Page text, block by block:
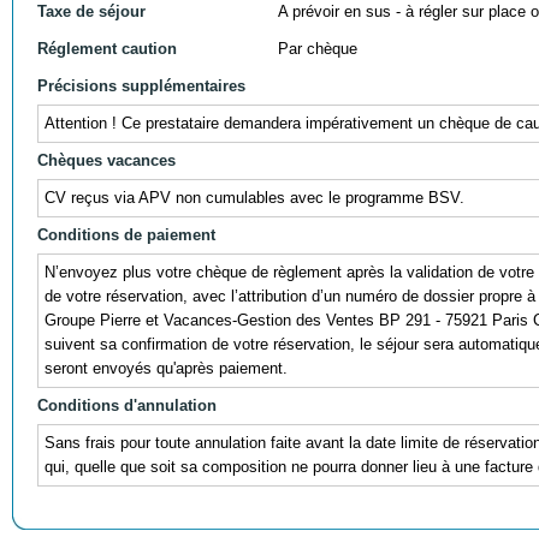
Taxe de séjour A prévoir en sus - à régler sur place
Réglement caution Par chèque
Précisions supplémentaires
Attention ! Ce prestataire demandera impérativement un chèque de
Chèques vacances
CV reçus via APV non cumulables avec le programme BSV.
Conditions de paiement
N’envoyez plus votre chèque de règlement après la validation de
de votre réservation, avec l’attribution d’un numéro de dossier
Groupe Pierre et Vacances-Gestion des Ventes BP 291 - 75921
suivent sa confirmation de votre réservation, le séjour sera
seront envoyés qu'après paiement.
Conditions d'annulation
Sans frais pour toute annulation faite avant la date limite de
qui, quelle que soit sa composition ne pourra donner lieu à une